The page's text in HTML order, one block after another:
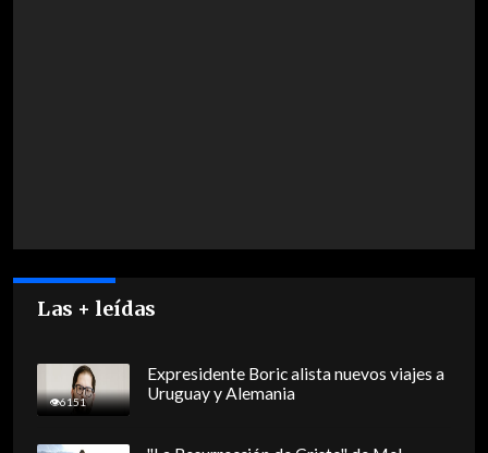
Las + leídas
6151
Expresidente Boric alista nuevos viajes a
Uruguay y Alemania